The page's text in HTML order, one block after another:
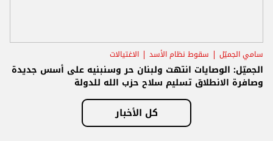
سامي الجميّل سقوط نظام الأسد الاغتيالات
الجميّل: الوصايات انتهت ولبنان حر وسنبنيه على أسس جديدة
وصافرة الانطلاق تسليم سلاح حزب الله للدولة
كل الأخبار